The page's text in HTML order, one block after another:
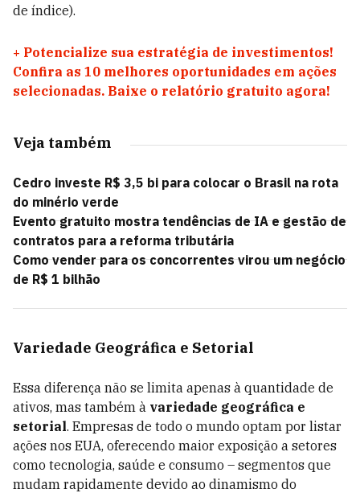
de índice).
+ Potencialize sua estratégia de investimentos!
Confira as 10 melhores oportunidades em ações
selecionadas. Baixe o relatório gratuito agora!
Veja também
Cedro investe R$ 3,5 bi para colocar o Brasil na rota
do minério verde
Evento gratuito mostra tendências de IA e gestão de
contratos para a reforma tributária
Como vender para os concorrentes virou um negócio
de R$ 1 bilhão
Variedade Geográfica e Setorial
Essa diferença não se limita apenas à quantidade de
ativos, mas também à variedade geográfica e
setorial. Empresas de todo o mundo optam por listar
ações nos EUA, oferecendo maior exposição a setores
como tecnologia, saúde e consumo – segmentos que
mudam rapidamente devido ao dinamismo do